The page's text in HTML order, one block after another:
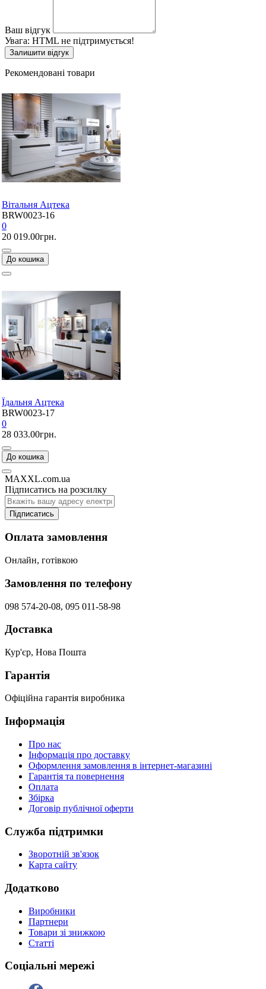
Ваш відгук
Увага: HTML не підтримується!
Залишити відгук
Рекомендовані товари
Вітальня Ацтека
BRW0023-16
0
20 019.00грн.
До кошика
Їдальня Ацтека
BRW0023-17
0
28 033.00грн.
До кошика
MAXXL.com.ua
Підписатись на розсилку
Підписатись
Оплата замовлення
Онлайн, готівкою
Замовлення по телефону
098 574-20-08, 095 011-58-98
Доставка
Кур'єр, Нова Пошта
Гарантія
Офіційна гарантія виробника
Інформація
Про нас
Інформація про доставку
Оформлення замовлення в інтернет-магазині
Гарантія та повернення
Оплата
Збірка
Договір публічної оферти
Служба підтримки
Зворотній зв'язок
Карта сайту
Додатково
Виробники
Партнери
Товари зі знижкою
Статті
Соціальні мережі